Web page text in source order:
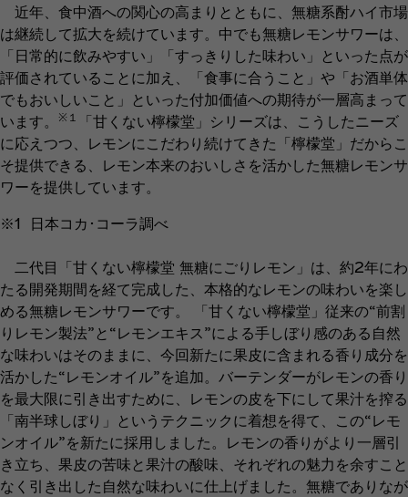
近年、食中酒への関心の高まりとともに、無糖系酎ハイ市場
は継続して拡大を続けています。中でも無糖レモンサワーは、
「日常的に飲みやすい」「すっきりした味わい」といった点が
評価されていることに加え、「食事に合うこと」や「お酒単体
でもおいしいこと」といった付加価値への期待が一層高まって
います。
※１
「甘くない檸檬堂」シリーズは、こうしたニーズ
に応えつつ、レモンにこだわり続けてきた「檸檬堂」だからこ
そ提供できる、レモン本来のおいしさを活かした無糖レモンサ
ワーを提供しています。
※1 日本コカ･コーラ調べ
二代目「甘くない檸檬堂 無糖にごりレモン」は、約2年にわ
たる開発期間を経て完成した、本格的なレモンの味わいを楽し
める無糖レモンサワーです。 「甘くない檸檬堂」従来の“前割
りレモン製法”と“レモンエキス”による手しぼり感のある自然
な味わいはそのままに、今回新たに果皮に含まれる香り成分を
活かした“レモンオイル”を追加。バーテンダーがレモンの香り
を最大限に引き出すために、レモンの皮を下にして果汁を搾る
「南半球しぼり」というテクニックに着想を得て、この“レモ
ンオイル”を新たに採用しました。レモンの香りがより一層引
き立ち、果皮の苦味と果汁の酸味、それぞれの魅力を余すこと
なく引き出した自然な味わいに仕上げました。無糖でありなが